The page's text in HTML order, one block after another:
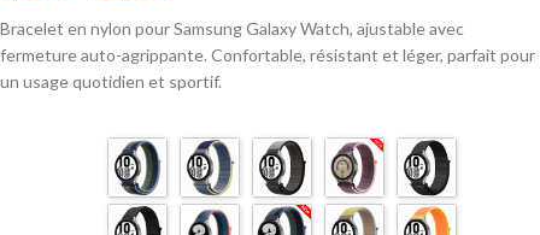
Bracelet en nylon pour Samsung Galaxy Watch, ajustable avec
fermeture auto-agrippante. Confortable, résistant et léger, parfait pour
un usage quotidien et sportif.